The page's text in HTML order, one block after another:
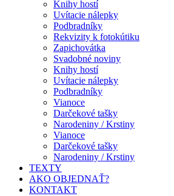
Knihy hostí
Uvítacie nálepky
Podbradníky
Rekvizity k fotokútiku
Zapichovátka
Svadobné noviny
Knihy hostí
Uvítacie nálepky
Podbradníky
Vianoce
Darčekové tašky
Narodeniny / Krstiny
Vianoce
Darčekové tašky
Narodeniny / Krstiny
TEXTY
AKO OBJEDNAŤ?
KONTAKT